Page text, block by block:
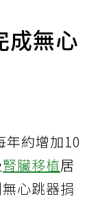
成無心
年約增加10
腎臟移植居
心跳器捐